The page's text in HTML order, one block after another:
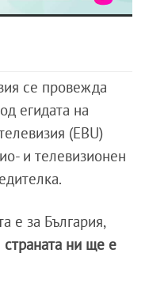
се провежда
егидата на
(EBU)
и телевизионен
е за България,
страната ни ще е